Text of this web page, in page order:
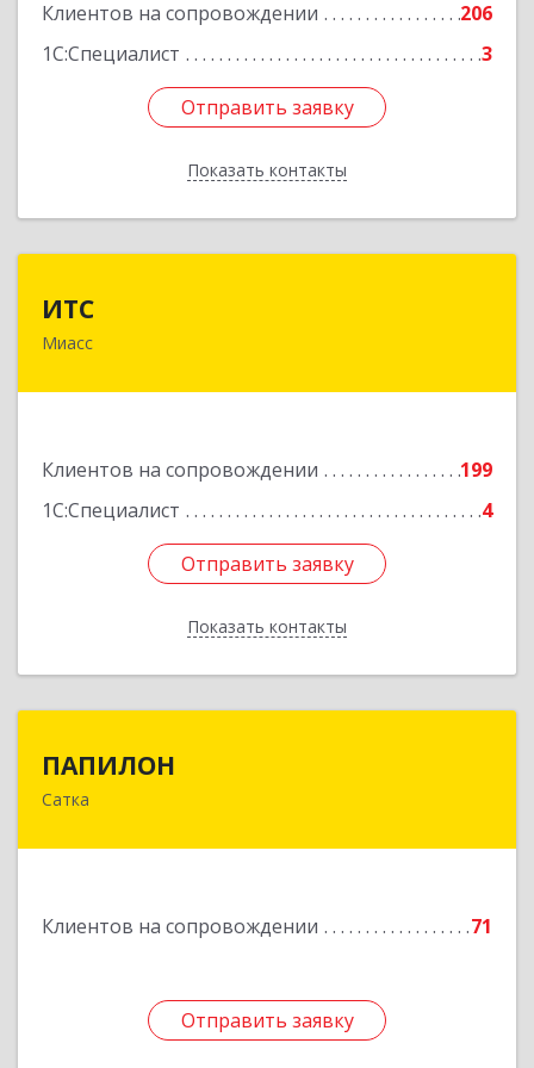
Клиентов на сопровождении
206
1С:Специалист
3
Отправить заявку
Показать контакты
Отправить заявку
Назад
ИТС
Миасс
Клиентов на сопровождении
199
1С:Специалист
4
Отправить заявку
Показать контакты
456300, Челябинская обл, Миасс г, Романенко
Отправить заявку
Назад
ПАПИЛОН
Сатка
Клиентов на сопровождении 71
Отправить заявку
456910, Челябинская обл, Саткинский р-н, г
Отправить заявку